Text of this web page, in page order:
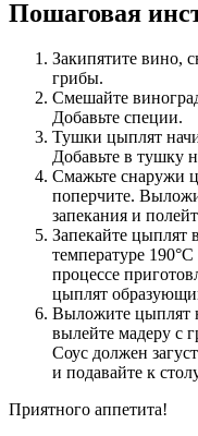
Пошаговая
Закипятите вино,
грибы.
Смешайте
Добавьте специи.
Тушки цыплят
Добавьте в тушку
Смажьте снаружи
поперчите.
запекания и
Запекайте цыплят
температуре
процессе
цыплят
Выложите цыплят
вылейте мадеру с
Соус должен
и подавайте к
Приятного аппетита!